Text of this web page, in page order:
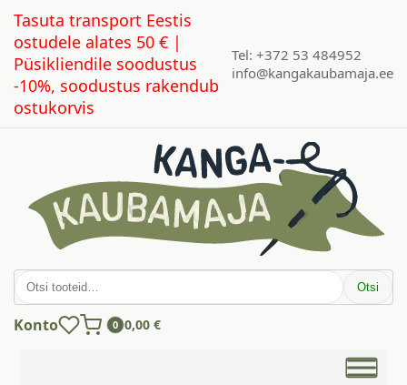
Tasuta transport Eestis
ostudele alates 50 € |
Püsikliendile soodustus
-10%, soodustus rakendub
ostukorvis
Tel: +372 53 484952
info@kangakaubamaja.ee
Otsi: Otsi
Konto 0 0,00 €